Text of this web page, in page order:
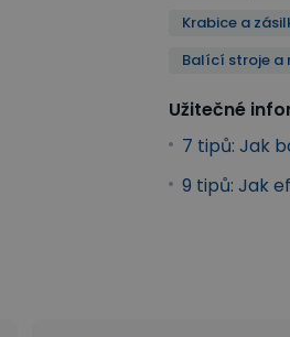
Krabice a
Balící stroje a
Užitečné
7 tipů: Jak
9 tipů: Jak